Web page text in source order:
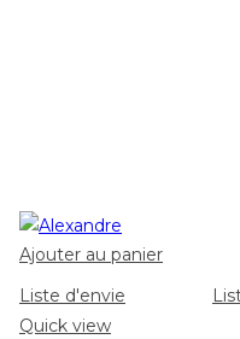
Ajouter au panier
Liste d'envie
Quick view